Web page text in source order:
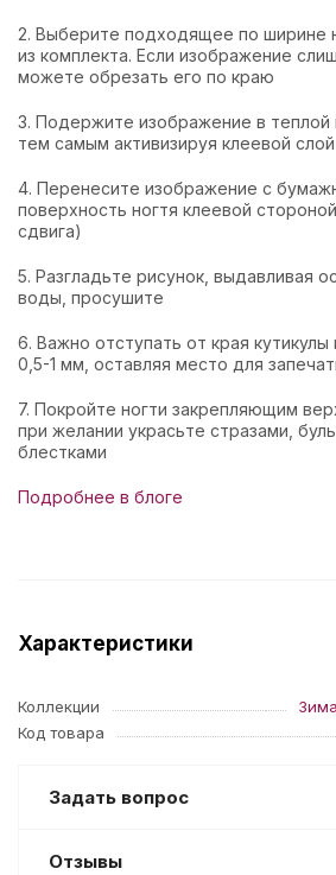
2. Выберите подходящее по ширине
из комплекта. Если изображение
можете обрезать его по краю
3. Подержите изображение в теплой
тем самым активизируя клеевой слой
4. Перенесите изображение с
поверхность ногтя клеевой
сдвига)
5. Разгладьте рисунок, выдавливая
воды, просушите
6. Важно отступать от края кутикулы
0,5-1 мм, оставляя место для
7. Покройте ногти закрепляющим
при желании украсьте стразами,
блестками
Подробнее в блоге
Характеристики
Коллекции
Код товара
Задать вопрос
Отзывы